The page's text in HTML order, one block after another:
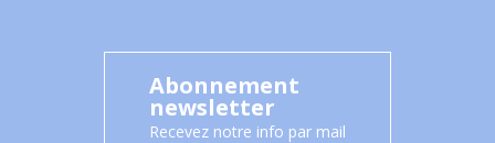
Abonnement
newsletter
Recevez notre info par mail